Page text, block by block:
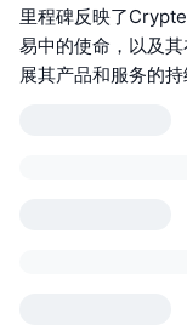
里程碑反映了
易中的使命，以及
展其产品和服务的持